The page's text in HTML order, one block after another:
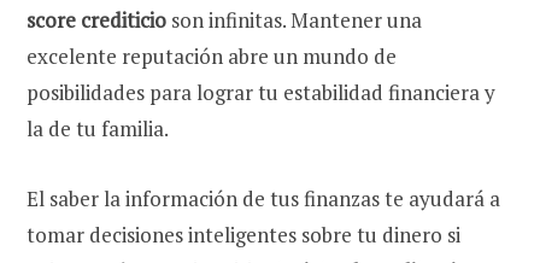
score crediticio son infinitas. Mantener una
excelente reputación abre un mundo de
posibilidades para lograr tu estabilidad financiera y
la de tu familia.
El saber la información de tus finanzas te ayudará a
tomar decisiones inteligentes sobre tu dinero si